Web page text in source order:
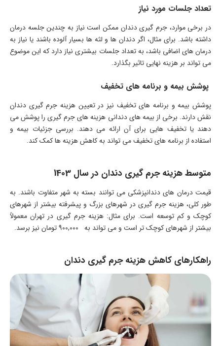
تعداد جلسات مورد نیاز
در برخی موارد، جرم گیری دندان ممکن است نیاز به چندین جلسه درمان
داشته باشد. برای مثال، اگر دندان ها و لثه ها بسیار آلوده باشند یا نیاز به
درمان های اضافی باشد، به تعداد جلسات بیشتری نیاز دارد که این موضوع
می تواند بر هزینه نهایی تاثیر بگذارد.
پوشش بیمه و برنامه های تخفیف
پوشش بیمه و برنامه های تخفیف نیز در تعیین هزینه جرم گیری دندان
نقش دارند. برخی از بیمه های دندانی هزینه های جرم گیری را پوشش می
دهند یا تخفیف هایی برای آن ارائه می دهند. بررسی جزئیات بیمه و
استفاده از برنامه های تخفیف می تواند به کاهش هزینه ها کمک کند.
متوسط هزینه جرم گیری دندان در سال 1403
قیمت درمان های دندانپزشکی می توانند بسته به شهر متفاوت باشند. به
طور کلی، هزینه جرم گیری در شهرهای بزرگ و پیشرفته بیشتر از شهرهای
کوچک و کم توسعه است. برای مثال: هزینه جرم گیری در تهران معمولاً
بیشتر از شهرهای کوچک تر است و می تواند به 900,000 تومان نیز برسد.
راهکارهای کاهش هزینه جرم گیری دندان